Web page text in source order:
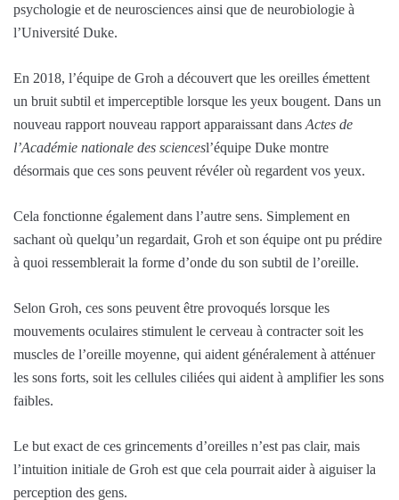
psychologie et de neurosciences ainsi que de neurobiologie à
l’Université Duke.
En 2018, l’équipe de Groh a découvert que les oreilles émettent
un bruit subtil et imperceptible lorsque les yeux bougent. Dans un
nouveau rapport nouveau rapport apparaissant dans Actes de
l’Académie nationale des sciencesl’équipe Duke montre
désormais que ces sons peuvent révéler où regardent vos yeux.
Cela fonctionne également dans l’autre sens. Simplement en
sachant où quelqu’un regardait, Groh et son équipe ont pu prédire
à quoi ressemblerait la forme d’onde du son subtil de l’oreille.
Selon Groh, ces sons peuvent être provoqués lorsque les
mouvements oculaires stimulent le cerveau à contracter soit les
muscles de l’oreille moyenne, qui aident généralement à atténuer
les sons forts, soit les cellules ciliées qui aident à amplifier les sons
faibles.
Le but exact de ces grincements d’oreilles n’est pas clair, mais
l’intuition initiale de Groh est que cela pourrait aider à aiguiser la
perception des gens.